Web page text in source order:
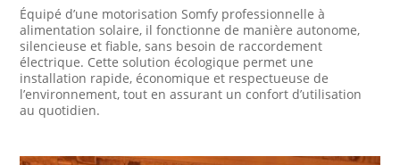
Équipé d’une motorisation Somfy professionnelle à
alimentation solaire, il fonctionne de manière autonome,
silencieuse et fiable, sans besoin de raccordement
électrique. Cette solution écologique permet une
installation rapide, économique et respectueuse de
l’environnement, tout en assurant un confort d’utilisation
au quotidien.